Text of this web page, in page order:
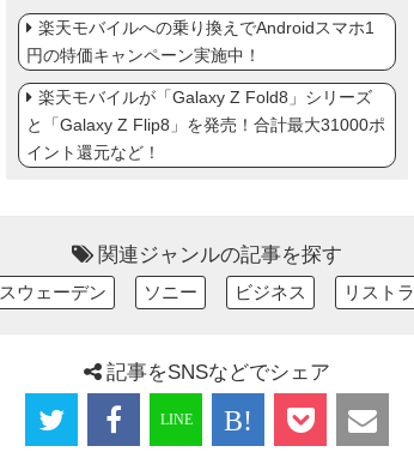
楽天モバイルへの乗り換えでAndroidスマホ1
円の特価キャンペーン実施中！
楽天モバイルが「Galaxy Z Fold8」シリーズ
と「Galaxy Z Flip8」を発売！合計最大31000ポ
イント還元など！
関連ジャンルの記事を探す
スウェーデン ソニー ビジネス リストラ
記事をSNSなどでシェア